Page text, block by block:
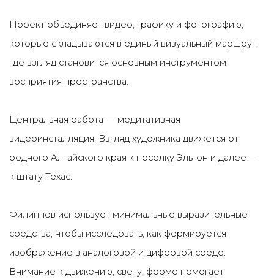
Проект объединяет видео, графику и фотографию,
которые складываются в единый визуальный маршрут,
где взгляд становится основным инструментом
восприятия пространства.
Центральная работа — медитативная
видеоинсталляция. Взгляд художника движется от
родного Алтайского края к поселку Эльтон и далее —
к штату Техас.
Филиппов использует минимальные выразительные
средства, чтобы исследовать, как формируется
изображение в аналоговой и цифровой среде.
Внимание к движению, свету, форме помогает